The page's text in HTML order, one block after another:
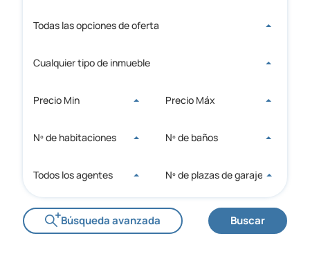
Todas las opciones de oferta
Cualquier tipo de inmueble
Precio Min Precio Máx
Nº de habitaciones Nº de baños
Todos los agentes Nº de plazas de garaje
Búsqueda avanzada Buscar